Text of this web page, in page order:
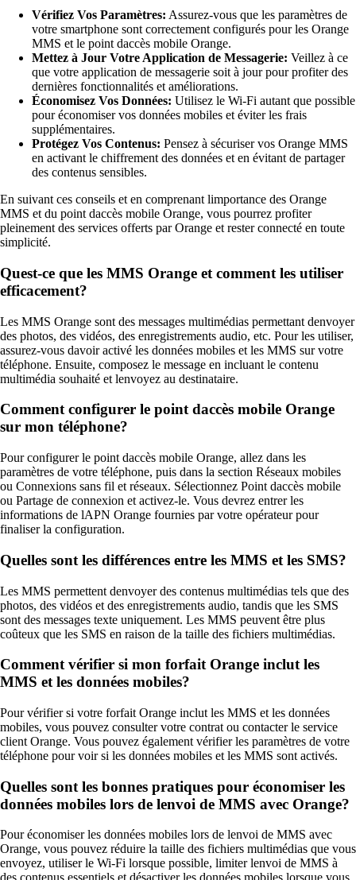
Vérifiez Vos Paramètres: Assurez-vous que les paramètres de
votre smartphone sont correctement configurés pour les Orange
MMS et le point daccès mobile Orange.
Mettez à Jour Votre Application de Messagerie: Veillez à ce
que votre application de messagerie soit à jour pour profiter des
dernières fonctionnalités et améliorations.
Économisez Vos Données: Utilisez le Wi-Fi autant que possible
pour économiser vos données mobiles et éviter les frais
supplémentaires.
Protégez Vos Contenus: Pensez à sécuriser vos Orange MMS
en activant le chiffrement des données et en évitant de partager
des contenus sensibles.
En suivant ces conseils et en comprenant limportance des Orange
MMS et du point daccès mobile Orange, vous pourrez profiter
pleinement des services offerts par Orange et rester connecté en toute
simplicité.
Quest-ce que les MMS Orange et comment les utiliser
efficacement?
Les MMS Orange sont des messages multimédias permettant denvoyer
des photos, des vidéos, des enregistrements audio, etc. Pour les utiliser,
assurez-vous davoir activé les données mobiles et les MMS sur votre
téléphone. Ensuite, composez le message en incluant le contenu
multimédia souhaité et lenvoyez au destinataire.
Comment configurer le point daccès mobile Orange
sur mon téléphone?
Pour configurer le point daccès mobile Orange, allez dans les
paramètres de votre téléphone, puis dans la section Réseaux mobiles
ou Connexions sans fil et réseaux. Sélectionnez Point daccès mobile
ou Partage de connexion et activez-le. Vous devrez entrer les
informations de lAPN Orange fournies par votre opérateur pour
finaliser la configuration.
Quelles sont les différences entre les MMS et les SMS?
Les MMS permettent denvoyer des contenus multimédias tels que des
photos, des vidéos et des enregistrements audio, tandis que les SMS
sont des messages texte uniquement. Les MMS peuvent être plus
coûteux que les SMS en raison de la taille des fichiers multimédias.
Comment vérifier si mon forfait Orange inclut les
MMS et les données mobiles?
Pour vérifier si votre forfait Orange inclut les MMS et les données
mobiles, vous pouvez consulter votre contrat ou contacter le service
client Orange. Vous pouvez également vérifier les paramètres de votre
téléphone pour voir si les données mobiles et les MMS sont activés.
Quelles sont les bonnes pratiques pour économiser les
données mobiles lors de lenvoi de MMS avec Orange?
Pour économiser les données mobiles lors de lenvoi de MMS avec
Orange, vous pouvez réduire la taille des fichiers multimédias que vous
envoyez, utiliser le Wi-Fi lorsque possible, limiter lenvoi de MMS à